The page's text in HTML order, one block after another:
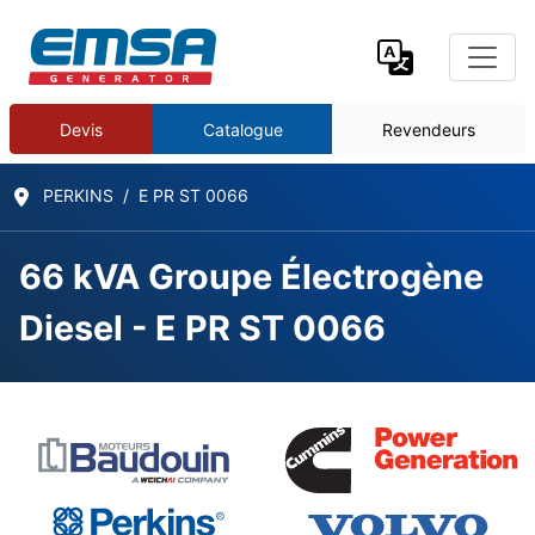
Devis Catalogue Revendeurs
PERKINS E PR ST 0066
66 kVA Groupe Électrogène
Diesel - E PR ST 0066